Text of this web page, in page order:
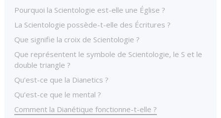
Pourquoi la Scientologie est-elle une Église ?
La Scientologie possède-t-elle des Écritures ?
Que signifie la croix de Scientologie ?
Que représentent le symbole de Scientologie, le S et le
double triangle ?
Qu’est-ce que la Dianetics ?
Qu’est-ce que le mental ?
Comment la Dianétique fonctionne-t-elle ?